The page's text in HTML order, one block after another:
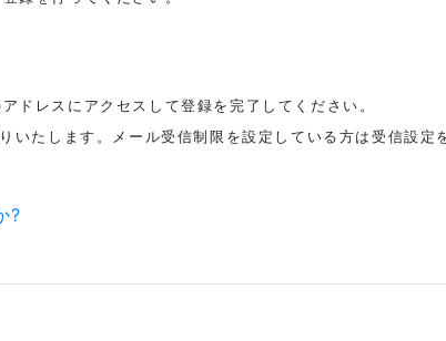
ドレスにアクセスして登録を完了してください。
たします。メール受信制限を設定している方は受信設定
?